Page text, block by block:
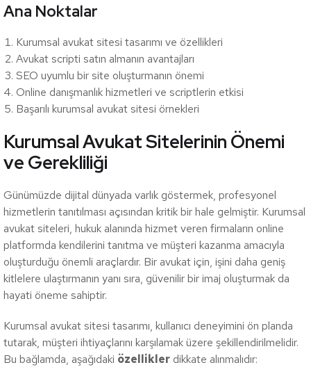
Ana Noktalar
Kurumsal avukat sitesi tasarımı ve özellikleri
Avukat scripti satın almanın avantajları
SEO uyumlu bir site oluşturmanın önemi
Online danışmanlık hizmetleri ve scriptlerin etkisi
Başarılı kurumsal avukat sitesi örnekleri
Kurumsal Avukat Sitelerinin Önemi
ve Gerekliliği
Günümüzde dijital dünyada varlık göstermek, profesyonel
hizmetlerin tanıtılması açısından kritik bir hale gelmiştir. Kurumsal
avukat siteleri, hukuk alanında hizmet veren firmaların online
platformda kendilerini tanıtma ve müşteri kazanma amacıyla
oluşturduğu önemli araçlardır. Bir avukat için, işini daha geniş
kitlelere ulaştırmanın yanı sıra, güvenilir bir imaj oluşturmak da
hayati öneme sahiptir.
Kurumsal avukat sitesi tasarımı, kullanıcı deneyimini ön planda
tutarak, müşteri ihtiyaçlarını karşılamak üzere şekillendirilmelidir.
Bu bağlamda, aşağıdaki özellikler dikkate alınmalıdır: